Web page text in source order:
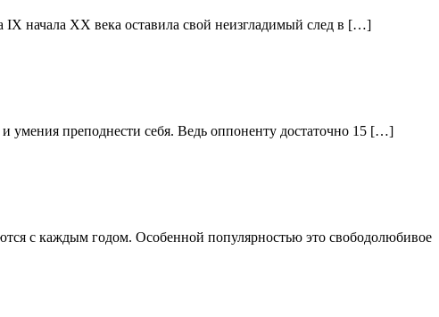
начала XX века оставила свой неизгладимый след в […]
и умения преподнести себя. Ведь оппоненту достаточно 15 […]
с каждым годом. Особенной популярностью это свободолюбивое